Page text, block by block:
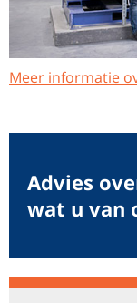
Meer informatie
Advies
wat u van